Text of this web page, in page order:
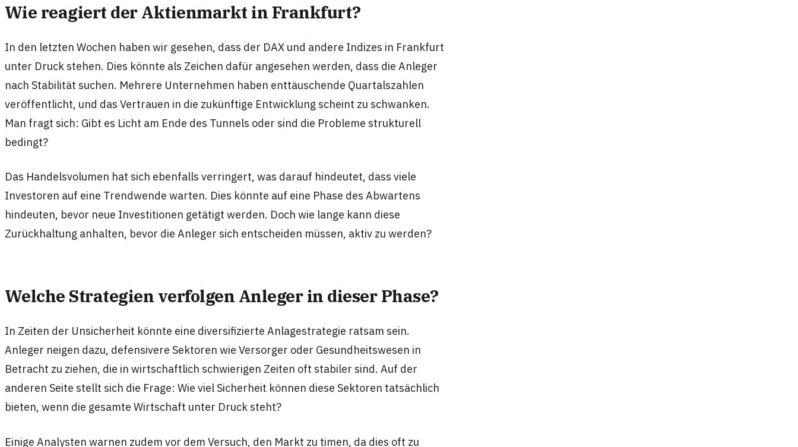
Wie reagiert der Aktienmarkt in Frankfurt?
In den letzten Wochen haben wir gesehen, dass der DAX und andere Indizes in Frankfurt
unter Druck stehen. Dies könnte als Zeichen dafür angesehen werden, dass die Anleger
nach Stabilität suchen. Mehrere Unternehmen haben enttäuschende Quartalszahlen
veröffentlicht, und das Vertrauen in die zukünftige Entwicklung scheint zu schwanken.
Man fragt sich: Gibt es Licht am Ende des Tunnels oder sind die Probleme strukturell
bedingt?
Das Handelsvolumen hat sich ebenfalls verringert, was darauf hindeutet, dass viele
Investoren auf eine Trendwende warten. Dies könnte auf eine Phase des Abwartens
hindeuten, bevor neue Investitionen getätigt werden. Doch wie lange kann diese
Zurückhaltung anhalten, bevor die Anleger sich entscheiden müssen, aktiv zu werden?
Welche Strategien verfolgen Anleger in dieser Phase?
In Zeiten der Unsicherheit könnte eine diversifizierte Anlagestrategie ratsam sein.
Anleger neigen dazu, defensivere Sektoren wie Versorger oder Gesundheitswesen in
Betracht zu ziehen, die in wirtschaftlich schwierigen Zeiten oft stabiler sind. Auf der
anderen Seite stellt sich die Frage: Wie viel Sicherheit können diese Sektoren tatsächlich
bieten, wenn die gesamte Wirtschaft unter Druck steht?
Einige Analysten warnen zudem vor dem Versuch, den Markt zu timen, da dies oft zu